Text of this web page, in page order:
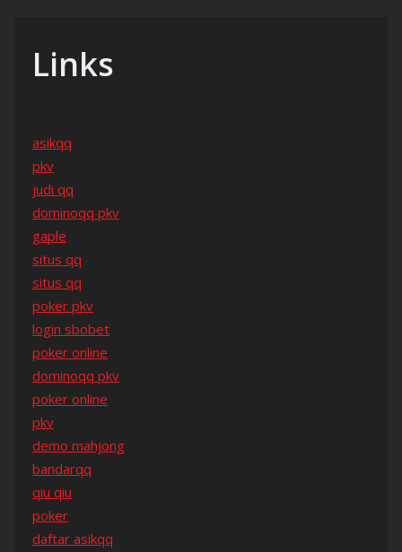
Links
asikqq
pkv
judi qq
dominoqq pkv
gaple
situs qq
situs qq
poker pkv
login sbobet
poker online
dominoqq pkv
poker online
pkv
demo mahjong
bandarqq
qiu qiu
poker
daftar asikqq